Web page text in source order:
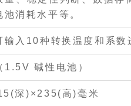
消耗水平等。
输入10种转换温度和系数
碱性电池）
深)×235(高)毫米